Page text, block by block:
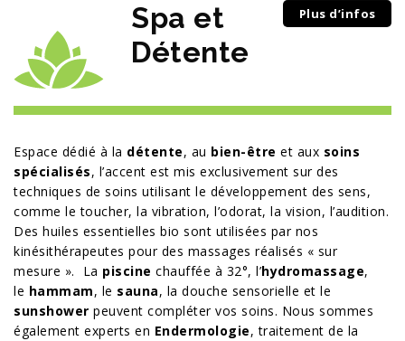
Plus d’infos
Spa et
Détente
Espace dédié à la détente, au bien-être et aux soins
spécialisés, l’accent est mis exclusivement sur des
techniques de soins utilisant le développement des sens,
comme le toucher, la vibration, l’odorat, la vision, l’audition.
Des huiles essentielles bio sont utilisées par nos
kinésithérapeutes pour des massages réalisés « sur
mesure ». La piscine chauffée à 32°, l’hydromassage,
le hammam, le sauna, la douche sensorielle et le
sunshower peuvent compléter vos soins. Nous sommes
également experts en Endermologie, traitement de la